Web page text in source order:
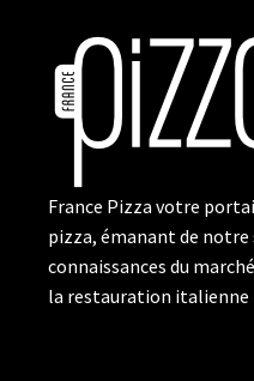
France Pizza votre
pizza, émanant de
connaissances du
la restauration italienne